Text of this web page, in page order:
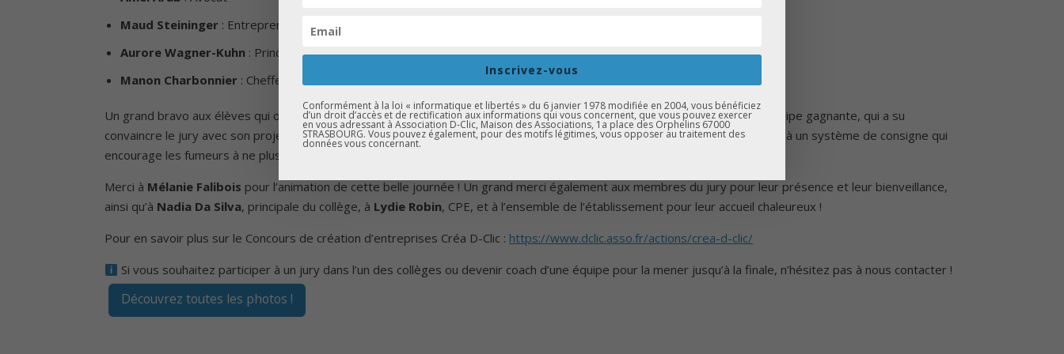
Maud Steininger : Entrepreneuse – Alcedo
Aurore Wagner-Kuhn : Principale adjointe – Collège Lezay Marnésia
Manon Charbonnier : Cheffe de projet – Cité éducative – Neuhof Meinau Elsau Montagne verte
Un grand bravo aux élèves qui ont su développer et porter des idées et projets d’entreprises innovants ! Félicitations à l’équipe gagnante, qui a su
convaincre le jury avec son projet Spot Mégots (Une initiative écoresponsable visant à réduire la pollution des mégots grâce à un système de consigne qui
encourage les fumeurs à ne plus les jeter au sol, mais plutôt à les déposer dans des poubelles dédiées.)
Merci à Mélanie Falibois pour l’animation de cette belle journée ! Un grand merci également aux membres du jury pour leur présence et leur bienveillance,
ainsi qu’à Nadia Da Silva, principale du collège, à Lydie Robin, CPE, et à l’ensemble de l’établissement pour leur accueil chaleureux !
Pour en savoir plus sur le Concours de création d’entreprises Créa D-Clic : https://www.dclic.asso.fr/actions/crea-d-clic/
Si vous souhaitez participer à un jury dans l’un des collèges ou devenir coach d’une équipe pour la mener jusqu’à la finale, n’hésitez pas à nous contacter !
Découvrez toutes les photos !
Inscrivez-vous
Conformément à la loi « informatique et libertés » du 6 janvier 1978 modifiée en 2004, vous bénéficiez
d’un droit d’accès et de rectification aux informations qui vous concernent, que vous pouvez exercer
en vous adressant à Association D-Clic, Maison des Associations, 1a place des Orphelins 67000
STRASBOURG. Vous pouvez également, pour des motifs légitimes, vous opposer au traitement des
données vous concernant.